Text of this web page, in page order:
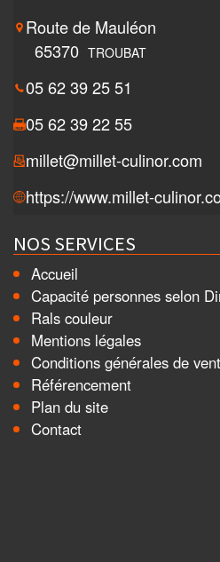
Route de Mauléon
65370 TROUBAT
05 62 39 25 51
05 62 39 22 55
millet@millet-culinor.com
https://www.millet-
NOS SERVICES
Accueil
Capacité personnes selon
Rals couleur
Mentions légales
Conditions générales de
Référencement
Plan du site
Contact